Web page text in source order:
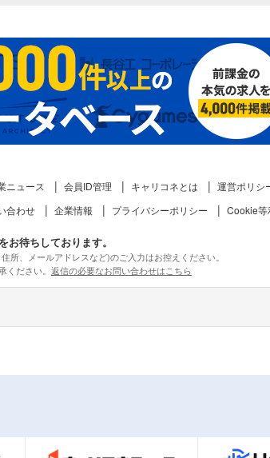
ニュース 会員ID管理 キャリコネとは 運営ポリシ
合わせ 企業情報 プライバシーポリシー Cookie等
お待ちしております。
所、メールアドレスなど)のご入力はお控えください。
ださい。 返信の必要なお問い合わせはこちら